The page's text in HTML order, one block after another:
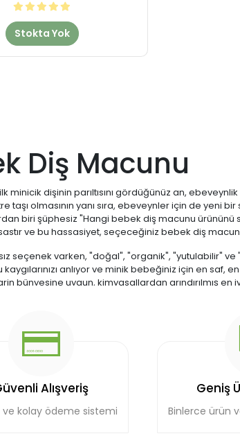
Stokta Yok
Diş Macunu
minicik dişinin parıltısını gördüğünüz an,
taşı olmasının yanı sıra, ebeveynler için de yeni
biri şüphesiz "Hangi bebek diş macunu ürününü
ve bu hassasiyet, seçeceğiniz bebek diş
seçenek varken, "doğal", "organik", "yutulabilir"
anlıyor ve minik bebeğiniz için en
bünyesine uygun, kimyasallardan arındırılmış en
Bebekler İçin Özel Bir
"Neden kendi diş macunumuzdan çok az
Alışveriş
ve kolay ödeme sistemi
Geniş
Binlerce ürün